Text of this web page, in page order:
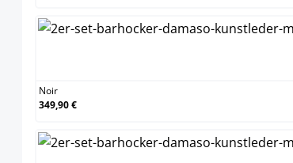
Noir
349,90 €